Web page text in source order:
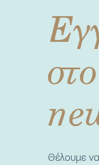
στο
Θέλουμε